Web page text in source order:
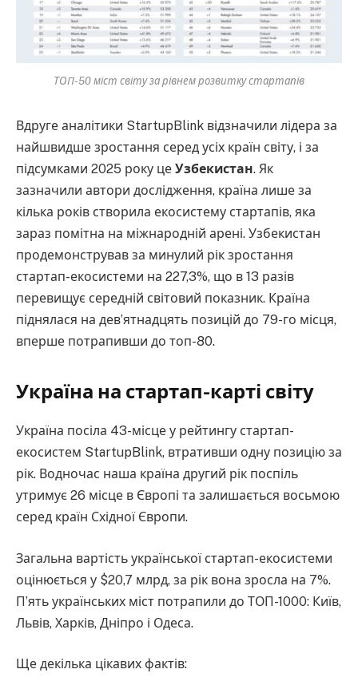
ТОП-50 міст світу за рівнем розвитку стартапів
Вдруге аналітики StartupBlink відзначили лідера за
найшвидше зростання серед усіх країн світу, і за
підсумками 2025 року це Узбекистан. Як
зазначили автори дослідження, країна лише за
кілька років створила екосистему стартапів, яка
зараз помітна на міжнародній арені. Узбекистан
продемонстрував за минулий рік зростання
стартап-екосистеми на 227,3%, що в 13 разів
перевищує середній світовий показник. Країна
піднялася на дев’ятнадцять позицій до 79-го місця,
вперше потрапивши до топ-80.
Україна на стартап-карті світу
Україна посіла 43-місце у рейтингу стартап-
екосистем StartupBlink, втративши одну позицію за
рік. Водночас наша країна другий рік поспіль
утримує 26 місце в Європі та залишається восьмою
серед країн Східної Європи.
Загальна вартість української стартап-екосистеми
оцінюється у $20,7 млрд, за рік вона зросла на 7%.
П’ять українських міст потрапили до ТОП-1000: Київ,
Львів, Харків, Дніпро і Одеса.
Ще декілька цікавих фактів: